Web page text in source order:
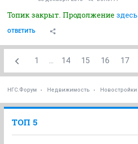
Топик закрыт. Продолжение здесь
ОТВЕТИТЬ
1 ... 14 15 16 17
НГС.Форум Недвижимость Новостройки
ТОП 5